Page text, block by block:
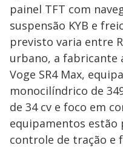
painel TFT com
suspensão KYB e
previsto varia entre
urbano, a fabricante
Voge SR4 Max,
monocilíndrico de
de 34 cv e foco em
equipamentos estão
controle de tração e